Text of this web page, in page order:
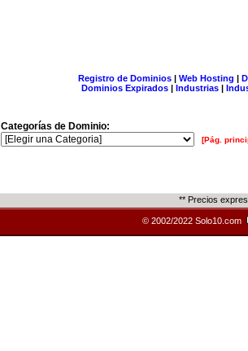
Registro de Dominios| Web Hosting |
Dominios Expirados | Industrias |
Categorías de Dominio:
[Pág.
** Precios
© 2002/2022 Solo10.com